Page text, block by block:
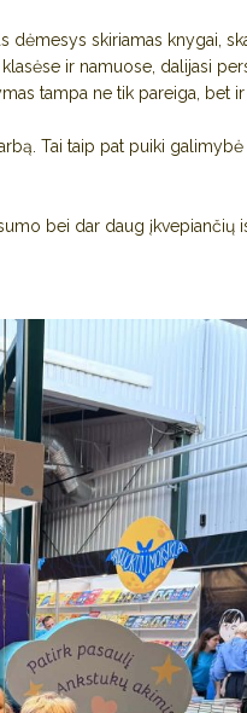
skiriamas knygai,
ir namuose, dalijasi
tampa ne tik pareiga, bet
Tai taip pat puiki galimybė
bei dar daug įkvepiančių